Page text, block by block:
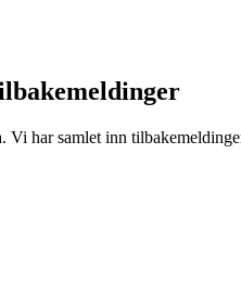
har samlet inn